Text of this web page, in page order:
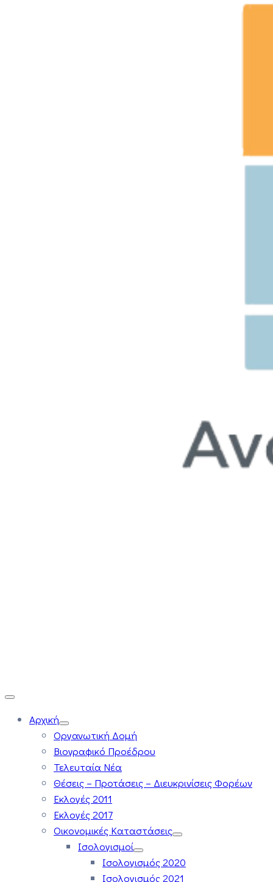
Αρχική
Οργανωτική Δομή
Βιογραφικό Προέδρου
Τελευταία Νέα
Θέσεις – Προτάσεις – Διευκρινίσεις Φορέων
Εκλογές 2011
Εκλογές 2017
Οικονομικές Καταστάσεις
Ισολογισμοί
Ισολογισμός 2020
Ισολογισμός 2021